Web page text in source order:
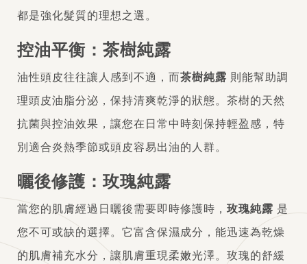
都是強化髮質的理想之選。
控油平衡：茶樹純露
油性頭皮往往讓人感到不適，而茶樹純露 則能幫助調
理頭皮油脂分泌，保持清爽乾淨的狀態。茶樹的天然
抗菌與控油效果，讓您在日常中時刻保持輕盈感，特
別適合炎熱季節或頭皮容易出油的人群。
曬後修護：玫瑰純露
當您的肌膚經過日曬後需要即時修護時， 玫瑰純露 是
您不可或缺的選擇。它富含保濕成分，能迅速為乾燥
的肌膚補充水分，讓肌膚重現柔嫩光澤。玫瑰的舒緩